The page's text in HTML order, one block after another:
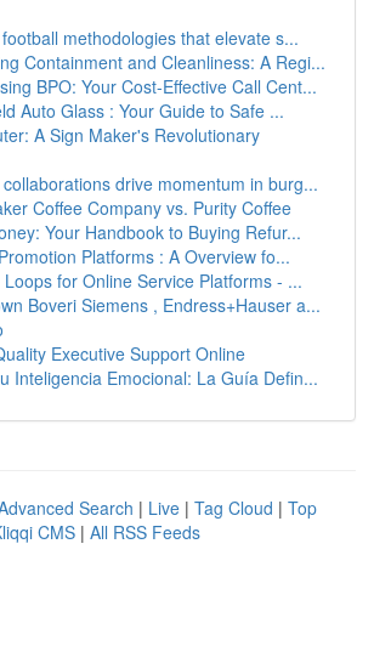
methodologies that elevate s...
Containment and Cleanliness: A Regi...
BPO: Your Cost-Effective Call Cent...
Auto Glass : Your Guide to Safe ...
A Sign Maker's Revolutionary
drive momentum in burg...
Coffee Company vs. Purity Coffee
Your Handbook to Buying Refur...
Platforms : A Overview fo...
Loops for Online Service Platforms - ...
Boveri Siemens , Endress+Hauser a...
Executive Support Online
Inteligencia Emocional: La Guía Defin...
Search | Live | Tag Cloud | Top
CMS | All RSS Feeds